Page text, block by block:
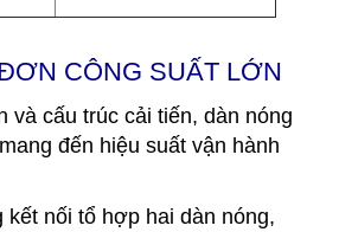
CÔNG SUẤT LỚN
và cấu trúc cải tiến, dàn nóng
đến hiệu suất vận hành
kết nối tổ hợp hai dàn nóng,